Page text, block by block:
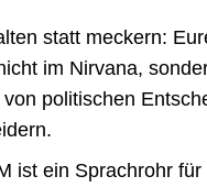
statt meckern:
im Nirvana,
politischen
ist ein Sprachrohr für